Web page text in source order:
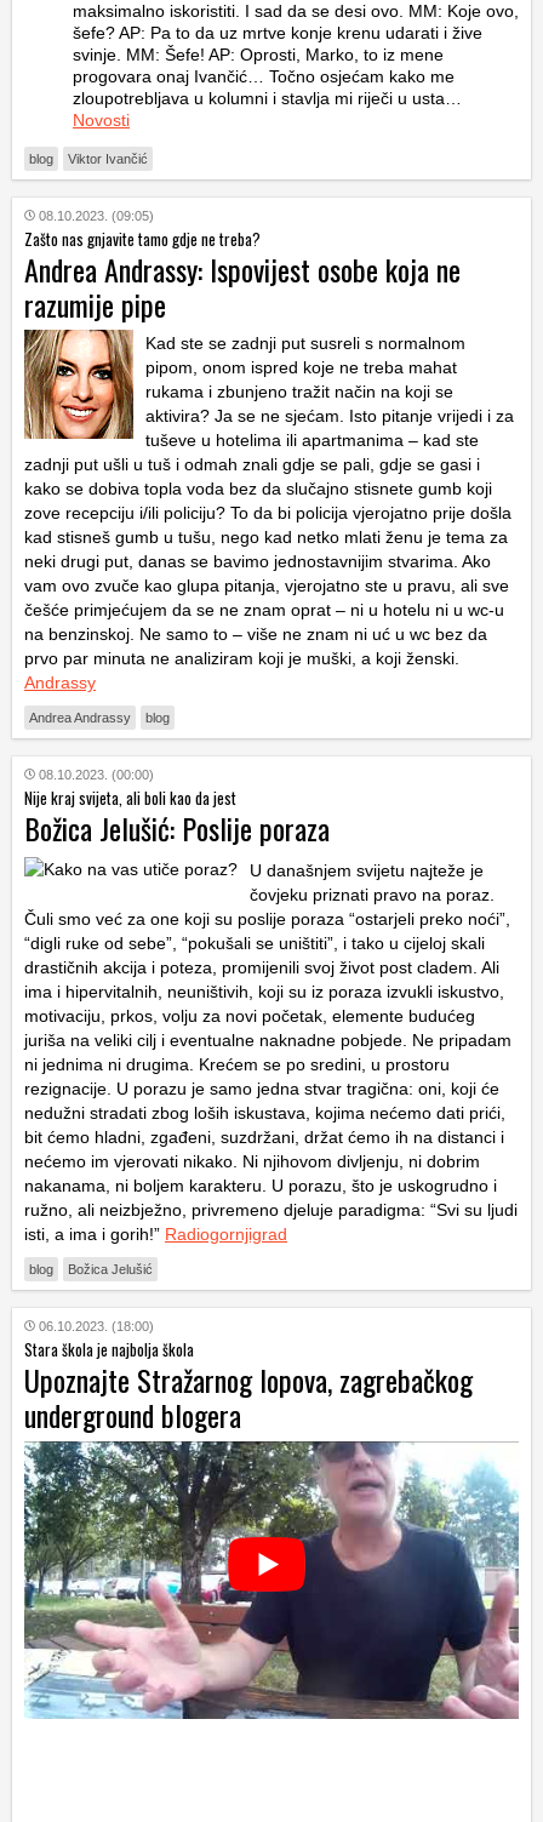
maksimalno iskoristiti. I sad da se desi ovo. MM: Koje ovo,
šefe? AP: Pa to da uz mrtve konje krenu udarati i žive
svinje. MM: Šefe! AP: Oprosti, Marko, to iz mene
progovara onaj Ivančić… Točno osjećam kako me
zloupotrebljava u kolumni i stavlja mi riječi u usta…
Novosti
blog Viktor Ivančić
08.10.2023. (09:05)
Zašto nas gnjavite tamo gdje ne treba?
Andrea Andrassy: Ispovijest osobe koja ne
razumije pipe
Kad ste se zadnji put susreli s normalnom
pipom, onom ispred koje ne treba mahat
rukama i zbunjeno tražit način na koji se
aktivira? Ja se ne sjećam. Isto pitanje vrijedi i za
tuševe u hotelima ili apartmanima – kad ste
zadnji put ušli u tuš i odmah znali gdje se pali, gdje se gasi i
kako se dobiva topla voda bez da slučajno stisnete gumb koji
zove recepciju i/ili policiju? To da bi policija vjerojatno prije došla
kad stisneš gumb u tušu, nego kad netko mlati ženu je tema za
neki drugi put, danas se bavimo jednostavnijim stvarima. Ako
vam ovo zvuče kao glupa pitanja, vjerojatno ste u pravu, ali sve
češće primjećujem da se ne znam oprat – ni u hotelu ni u wc-u
na benzinskoj. Ne samo to – više ne znam ni uć u wc bez da
prvo par minuta ne analiziram koji je muški, a koji ženski.
Andrassy
Andrea Andrassy blog
08.10.2023. (00:00)
Nije kraj svijeta, ali boli kao da jest
Božica Jelušić: Poslije poraza
U današnjem svijetu najteže je
čovjeku priznati pravo na poraz.
Čuli smo već za one koji su poslije poraza “ostarjeli preko noći”,
“digli ruke od sebe”, “pokušali se uništiti”, i tako u cijeloj skali
drastičnih akcija i poteza, promijenili svoj život post cladem. Ali
ima i hipervitalnih, neuništivih, koji su iz poraza izvukli iskustvo,
motivaciju, prkos, volju za novi početak, elemente budućeg
juriša na veliki cilj i eventualne naknadne pobjede. Ne pripadam
ni jednima ni drugima. Krećem se po sredini, u prostoru
rezignacije. U porazu je samo jedna stvar tragična: oni, koji će
nedužni stradati zbog loših iskustava, kojima nećemo dati prići,
bit ćemo hladni, zgađeni, suzdržani, držat ćemo ih na distanci i
nećemo im vjerovati nikako. Ni njihovom divljenju, ni dobrim
nakanama, ni boljem karakteru. U porazu, što je uskogrudno i
ružno, ali neizbježno, privremeno djeluje paradigma: “Svi su ljudi
isti, a ima i gorih!” Radiogornjigrad
blog Božica Jelušić
06.10.2023. (18:00)
Stara škola je najbolja škola
Upoznajte Stražarnog lopova, zagrebačkog
underground blogera